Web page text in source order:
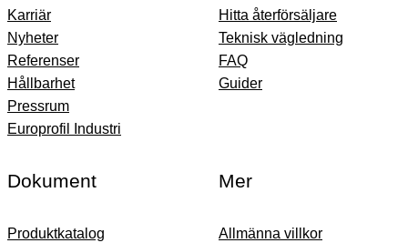
Karriär
Nyheter
Referenser
Hållbarhet
Pressrum
Europrofil Industri
Hitta återförsäljare
Teknisk vägledning
FAQ
Guider
Dokument
Produktkatalog
Mer
Allmänna villkor